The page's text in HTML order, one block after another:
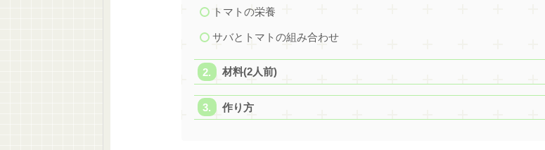
トマトの栄養
サバとトマトの組み合わせ
材料(2人前)
作り方